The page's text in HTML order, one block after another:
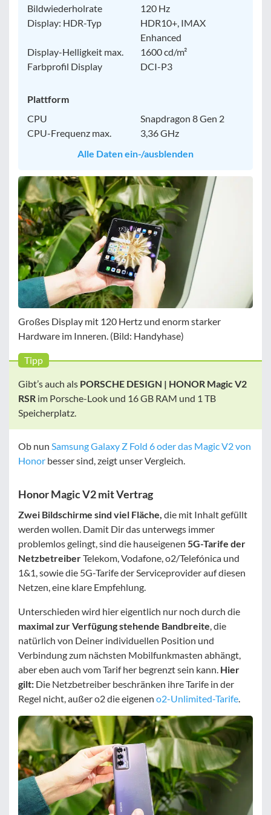
Bildwiederholrate
120 Hz
Display: HDR-Typ
HDR10+, IMAX
Enhanced
Display-Helligkeit max.
1600 cd/m²
Farbprofil Display
DCI-P3
Plattform
CPU
Snapdragon 8 Gen 2
CPU-Frequenz max.
3,36 GHz
Alle Daten ein-/ausblenden
Großes Display mit 120 Hertz und enorm starker
Hardware im Inneren. (Bild: Handyhase)
Tipp
Gibt’s auch als PORSCHE DESIGN | HONOR Magic V2
RSR im Porsche-Look und 16 GB RAM und 1 TB
Speicherplatz.
Ob nun Samsung Galaxy Z Fold 6 oder das Magic V2 von
Honor besser sind, zeigt unser Vergleich.
Honor Magic V2 mit Vertrag
Zwei Bildschirme sind viel Fläche, die mit Inhalt gefüllt
werden wollen. Damit Dir das unterwegs immer
problemlos gelingt, sind die hauseigenen 5G-Tarife der
NetzbetreiberTelekom, Vodafone, o2/Telefónica und
1&1, sowie die 5G-Tarife der Serviceprovider auf diesen
Netzen, eine klare Empfehlung.
Unterschieden wird hier eigentlich nur noch durch die
maximal zur Verfügung stehende Bandbreite, die
natürlich von Deiner individuellen Position und
Verbindung zum nächsten Mobilfunkmasten abhängt,
aber eben auch vom Tarif her begrenzt sein kann. Hier
gilt: Die Netzbetreiber beschränken ihre Tarife in der
Regel nicht, außer o2 die eigenen o2-Unlimited-Tarife.